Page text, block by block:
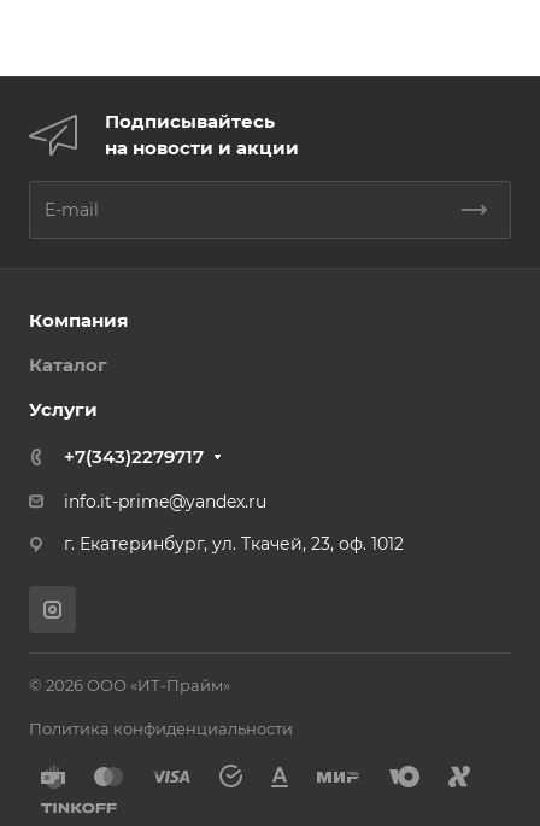
Подписывайтесь
на новости и акции
Компания
Каталог
Услуги
+7(343)2279717
info.it-prime@yandex.ru
г. Екатеринбург, ул. Ткачей, 23, оф. 1012
© 2026 ООО «ИТ-Прайм»
Политика конфиденциальности